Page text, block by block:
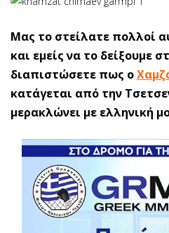
Μας το στείλατε πολλοί
και εμείς να το δείξουμε
διαπιστώσετε πως ο
κατάγεται από την
μερακλώνει με ελληνική